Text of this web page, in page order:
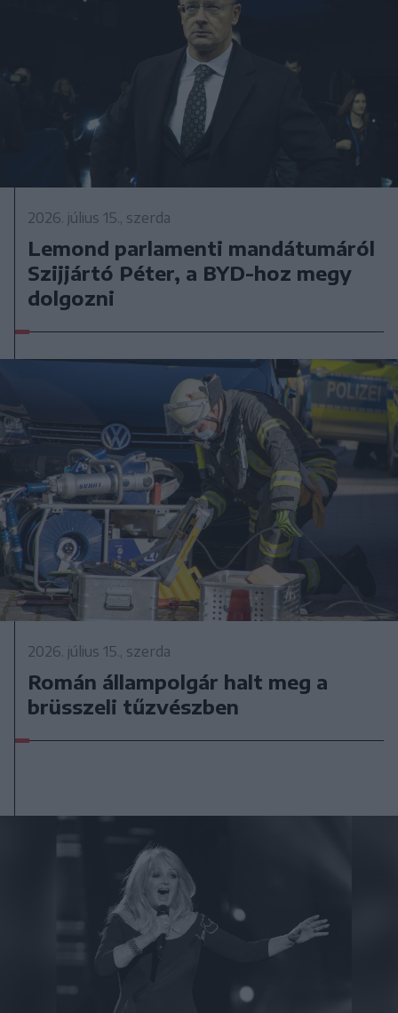
2026. július 15., szerda
Lemond parlamenti mandátumáról
Szijjártó Péter, a BYD-hoz megy
dolgozni
2026. július 15., szerda
Román állampolgár halt meg a
brüsszeli tűzvészben